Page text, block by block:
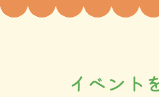
イベント